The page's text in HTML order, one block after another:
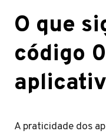
O que
código
A praticidade dos